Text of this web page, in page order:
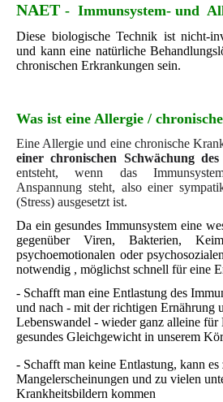
NAET - Immunsystem- und
Diese biologische Technik ist nicht-
und kann eine natürliche
chronischen Erkrankungen sein.
Was ist eine Allergie /
Eine Allergie und eine chronische
einer chronischen Schwächung des
entsteht, wenn das
Anspannung steht, also einer
(Stress) ausgesetzt ist.
Da ein gesundes Immunsystem eine
gegenüber Viren, Bakterien,
psychoemotionalen oder
notwendig , möglichst schnell für eine
- Schafft man eine Entlastung des
und nach - mit der richtigen Ernährung
Lebenswandel - wieder ganz alleine
gesundes Gleichgewicht in unserem
- Schafft man keine Entlastung, kann es
Mangelerscheinungen und zu vielen
Krankheitsbildern kommen